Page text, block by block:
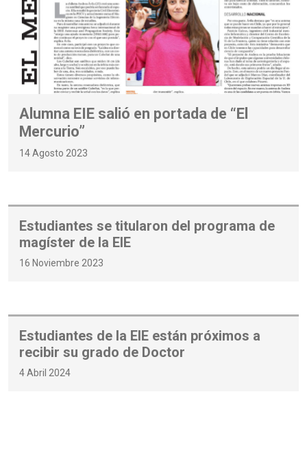
Alumna EIE salió en portada de “El
Mercurio”
14 Agosto 2023
Estudiantes se titularon del programa de
magíster de la EIE
16 Noviembre 2023
Estudiantes de la EIE están próximos a
recibir su grado de Doctor
4 Abril 2024